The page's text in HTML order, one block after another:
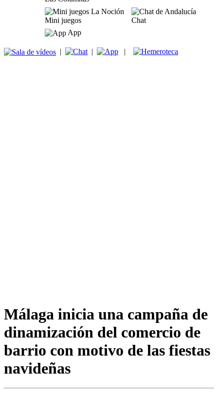
Mini juegos
Chat
App
| | |
Málaga inicia una campaña de
dinamización del comercio de
barrio con motivo de las fiestas
navideñas